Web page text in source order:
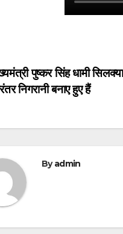
पुष्कर सिंह धामी
निगरानी बनाए हुए हैं
Byadmin